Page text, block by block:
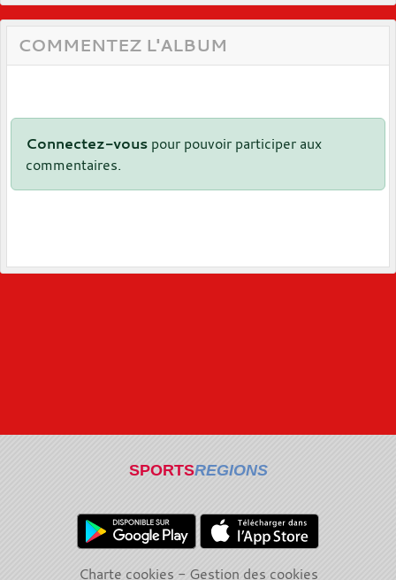
COMMENTEZ L'ALBUM
Connectez-vous pour pouvoir participer aux
commentaires.
SPORTSREGIONS
Charte cookies Gestion des cookies